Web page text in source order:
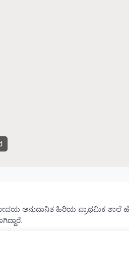
ಅನುದಾನಿತ ಹಿರಿಯ ಪ್ರಾಥಮಿಕ ಶಾಲೆ